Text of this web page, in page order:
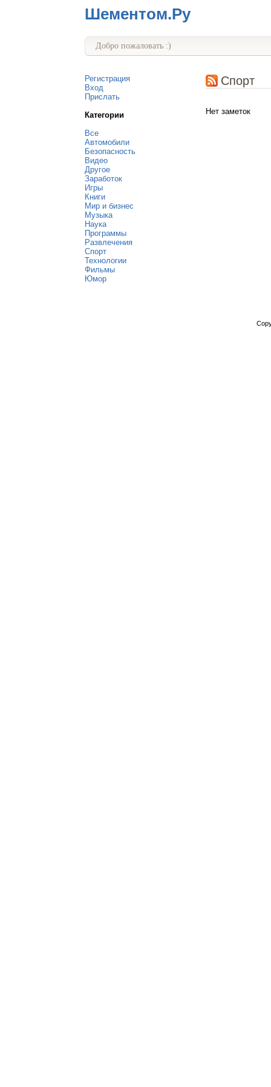
Шементом.Ру
Добро пожаловать :)
Регистрация
Вход
Прислать
Категории
Все
Автомобили
Безопасность
Видео
Другое
Заработок
Игры
Книги
Мир и бизнес
Музыка
Наука
Программы
Развлечения
Спорт
Технологии
Фильмы
Юмор
Спорт
Нет заметок